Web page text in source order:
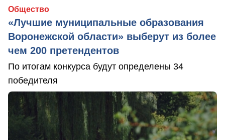
Общество
«Лучшие муниципальные образования
Воронежской области» выберут из более
чем 200 претендентов
По итогам конкурса будут определены 34
победителя